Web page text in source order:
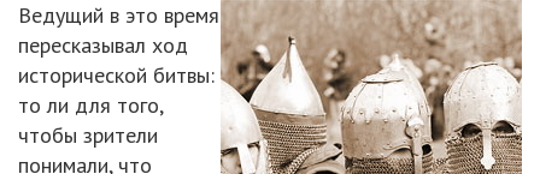
Ведущий в это время
пересказывал ход
исторической битвы:
то ли для того,
чтобы зрители
понимали, что